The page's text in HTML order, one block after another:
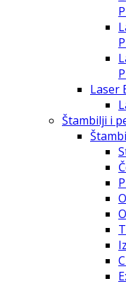
Laser
Štambilji i